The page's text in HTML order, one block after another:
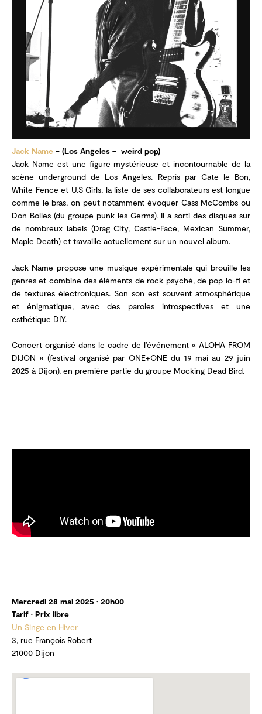
Jack Name – (Los Angeles – weird pop)
Jack Name est une figure mystérieuse et incontournable de la
scène underground de Los Angeles. Repris par Cate le Bon,
White Fence et U.S Girls, la liste de ses collaborateurs est longue
comme le bras, on peut notamment évoquer Cass McCombs ou
Don Bolles (du groupe punk les Germs). Il a sorti des disques sur
de nombreux labels (Drag City, Castle-Face, Mexican Summer,
Maple Death) et travaille actuellement sur un nouvel album.
Jack Name propose une musique expérimentale qui brouille les
genres et combine des éléments de rock psyché, de pop lo-fi et
de textures électroniques. Son son est souvent atmosphérique
et énigmatique, avec des paroles introspectives et une
esthétique DIY.
Concert organisé dans le cadre de l’événement « ALOHA FROM
DIJON » (festival organisé par ONE+ONE du 19 mai au 29 juin
2025 à Dijon), en première partie du groupe Mocking Dead Bird.
Mercredi 28 mai 2025 • 20h00
Tarif • Prix libre
Un Singe en Hiver
3, rue François Robert
21000 Dijon